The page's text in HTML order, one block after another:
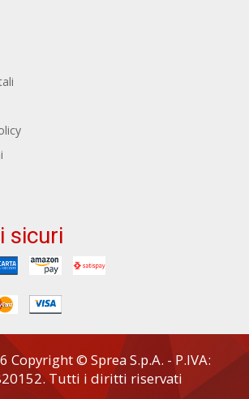
sicuri
Copyright © Sprea S.p.A. - P.IVA:
Tutti i diritti riservati